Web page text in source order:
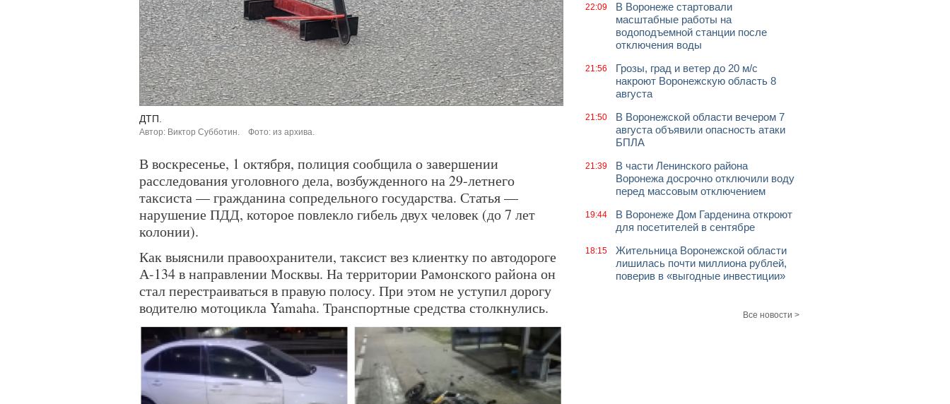
ДТП.
Автор: Виктор Субботин. Фото: из архива.
В воскресенье, 1 октября, полиция сообщила о завершении
расследования уголовного дела, возбужденного на 29-летнего
таксиста — гражданина сопредельного государства. Статья —
нарушение ПДД, которое повлекло гибель двух человек (до 7 лет
колонии).
Как выяснили правоохранители, таксист вез клиентку по автодороге
А-134 в направлении Москвы. На территории Рамонского района он
стал перестраиваться в правую полосу. При этом не уступил дорогу
водителю мотоцикла Yamaha. Транспортные средства столкнулись.
22:09
В Воронеже стартовали
масштабные работы на
водоподъемной станции после
отключения воды
21:56
Грозы, град и ветер до 20 м/с
накроют Воронежскую область 8
августа
21:50
В Воронежской области вечером 7
августа объявили опасность атаки
БПЛА
21:39
В части Ленинского района
Воронежа досрочно отключили воду
перед массовым отключением
19:44
В Воронеже Дом Гарденина откроют
для посетителей в сентябре
18:15
Жительница Воронежской области
лишилась почти миллиона рублей,
поверив в «выгодные инвестиции»
Все новости >